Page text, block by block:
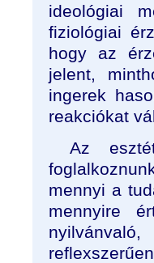
ideológiai
fiziológiai
hogy az
jelent,
ingerek
reakciókat
Az
mennyi a
mennyire